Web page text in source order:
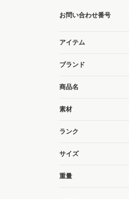
お問い合わせ番号
アイテム
ブランド
商品名
素材
ランク
サイズ
重量